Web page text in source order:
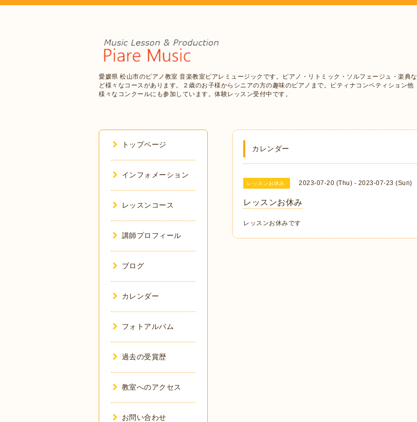
愛媛県 松山市のピアノ教室 音楽教室ピアレミュージックです。ピアノ・リトミック・ソルフェージュ・楽典な
ど様々なコースがあります。２歳のお子様からシニアの方の趣味のピアノまで。ピティナコンペティション他
様々なコンクールにも参加しています。体験レッスン受付中です。
カレンダー
レッスンお休み 2023-07-20 (Thu) - 2023-07-23 (Sun)
レッスンお休み
レッスンお休みです
トップページ
インフォメーション
レッスンコース
講師プロフィール
ブログ
カレンダー
フォトアルバム
過去の受賞歴
教室へのアクセス
お問い合わせ